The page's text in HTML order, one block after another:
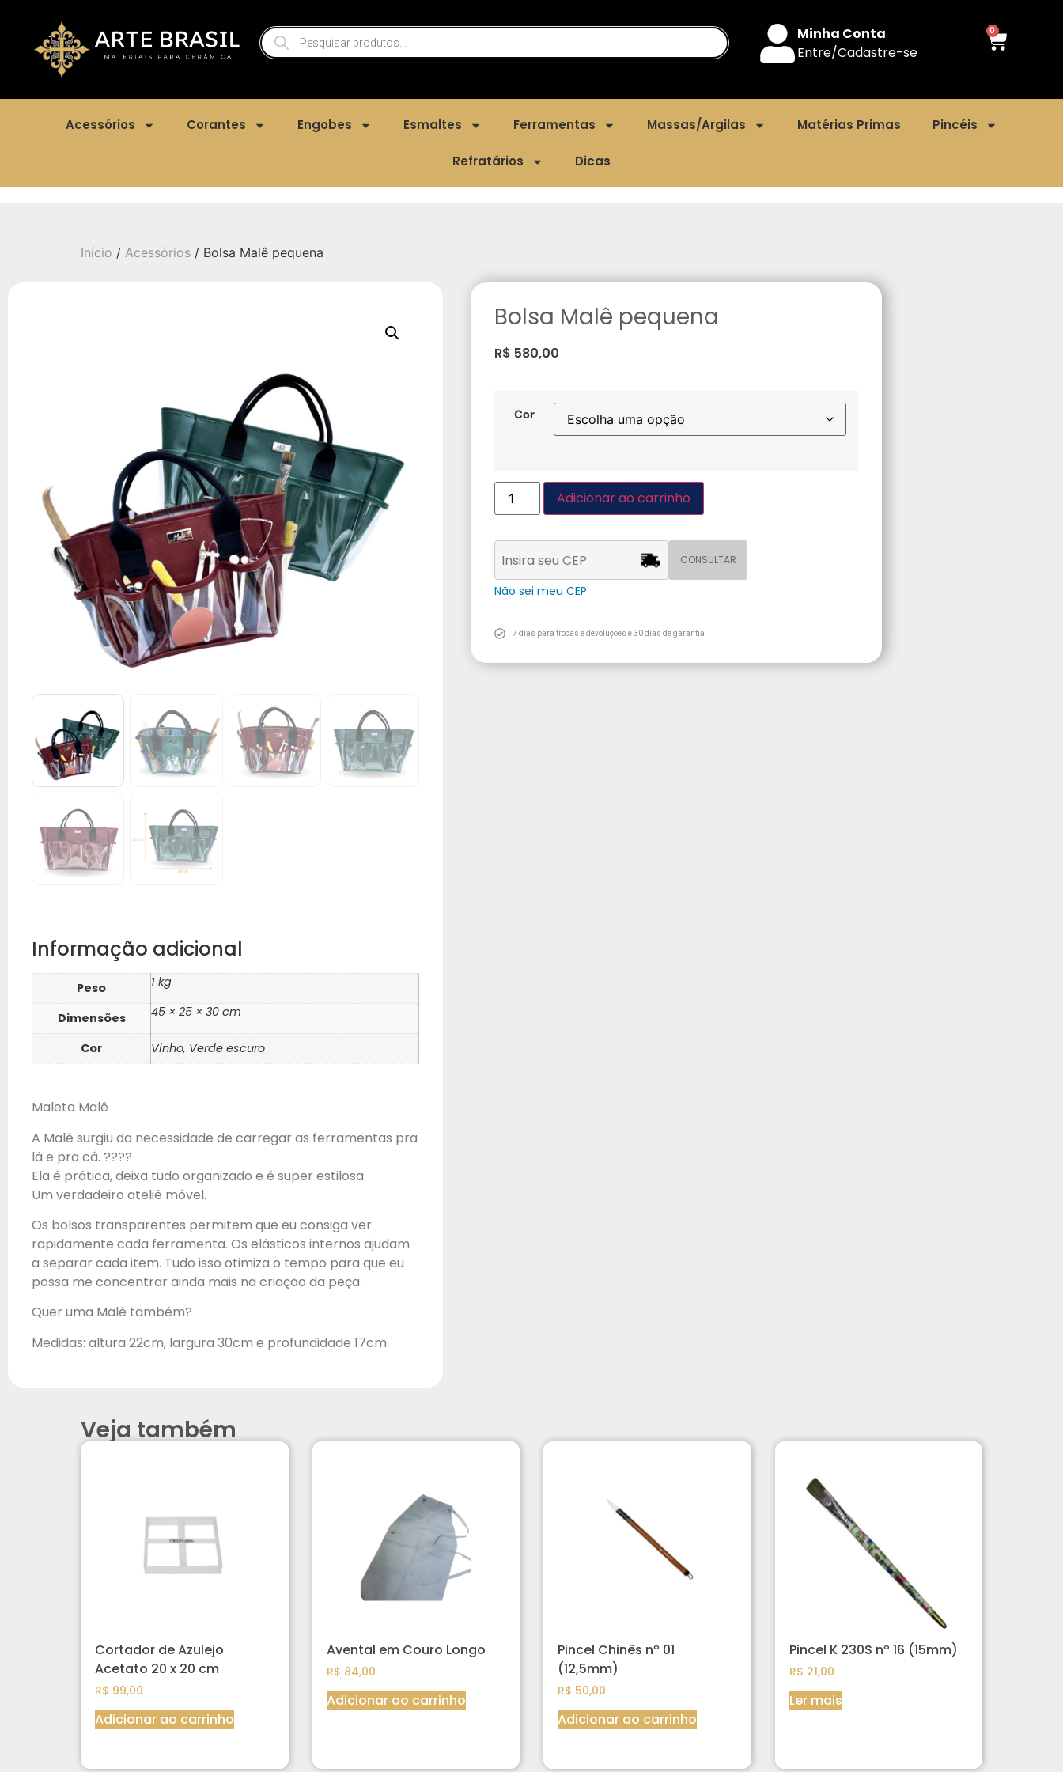
Minha Conta
Entre/Cadastre-se
0
Acessórios Corantes Engobes Esmaltes Ferramentas Massas/Argilas Matérias Primas Pincéis
Refratários Dicas
Início / Acessórios / Bolsa Malê pequena
Informação adicional
Peso 1 kg
Dimensões 45 × 25 × 30 cm
Cor Vinho, Verde escuro
Maleta Malê
A Malê surgiu da necessidade de carregar as ferramentas pra
lá e pra cá. ????
Ela é prática, deixa tudo organizado e é super estilosa.
Um verdadeiro ateliê móvel.
Os bolsos transparentes permitem que eu consiga ver
rapidamente cada ferramenta. Os elásticos internos ajudam
a separar cada item. Tudo isso otimiza o tempo para que eu
possa me concentrar ainda mais na criação da peça.
Quer uma Malê também?
Medidas: altura 22cm, largura 30cm e profundidade 17cm.
Bolsa Malê pequena
R$ 580,00
Cor
Adicionar ao carrinho
CONSULTAR
Não sei meu CEP
7 dias para trocas e devoluções e 30 dias de garantia
Veja também
Cortador de Azulejo
Acetato 20 x 20 cm
R$ 99,00
Adicionar ao carrinho
Avental em Couro Longo
R$ 84,00
Adicionar ao carrinho
Pincel Chinês nº 01
(12,5mm)
R$ 50,00
Adicionar ao carrinho
Pincel K 230S nº 16 (15mm)
R$ 21,00
Ler mais